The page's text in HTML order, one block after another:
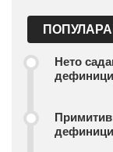
Нето